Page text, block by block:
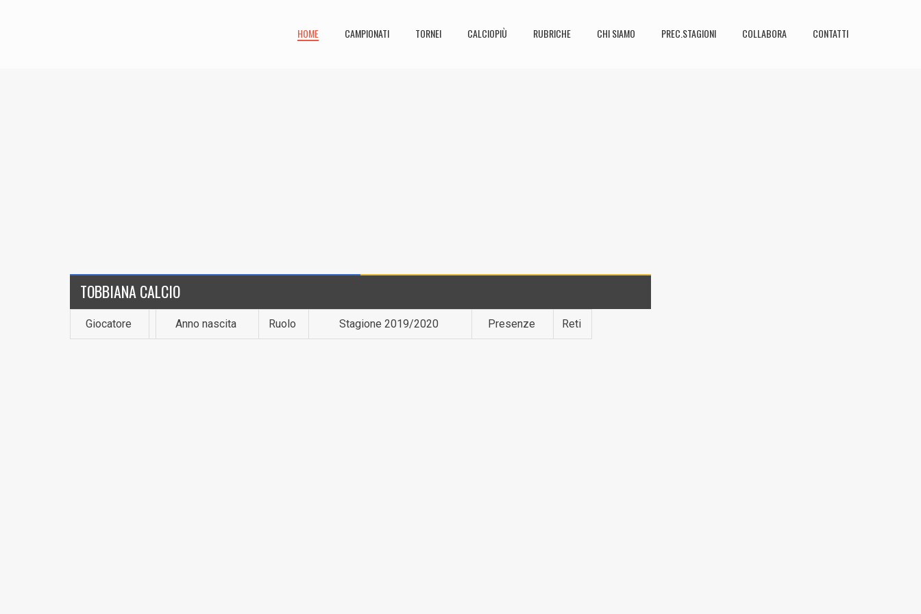
HOME CAMPIONATI TORNEI CALCIOPIÙ RUBRICHE CHI SIAMO PREC.STAGIONI COLLABORA CONTATTI
TOBBIANA CALCIO
Giocatore Anno nascita Ruolo Stagione 2019/2020 Presenze Reti